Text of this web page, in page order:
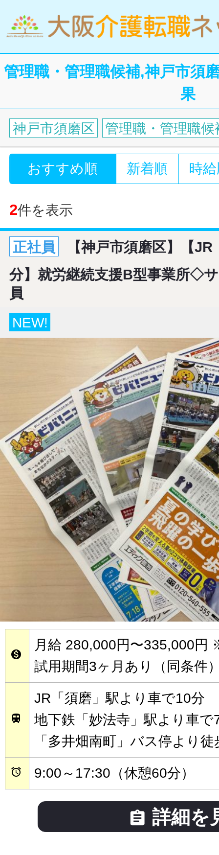
管理職・管理職候補,神戸市須
果
神戸市須磨区 管理職・管理職候
おすすめ順 新着順 時
2件を表示
正社員
【神戸市須磨区】【
分】就労継続支援B型事業所◇
員
NEW!

月給 280,000円〜335,000円
試用期間3ヶ月あり（同条件

JR「須磨」駅より車で10分
地下鉄「妙法寺」駅より車で
「多井畑南町」バス停より徒
 9:00～17:30（休憩60分）
 詳細を